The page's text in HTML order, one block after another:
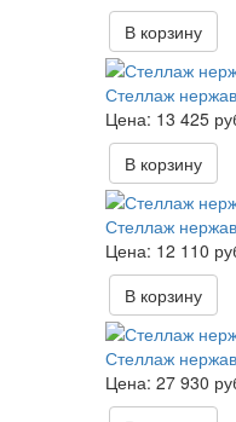
В корзину
Стеллаж
13 425
В корзину
Стеллаж
12 110
В корзину
Стеллаж
27 930